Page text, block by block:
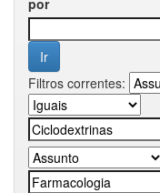
por
Filtros correntes: